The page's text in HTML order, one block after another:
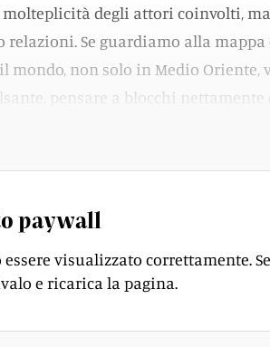
degli attori coinvolti,
Se guardiamo alla mappa
non solo in Medio Oriente,
pensare a blocchi nettamente
paywall
visualizzato correttamente.
e ricarica la pagina.